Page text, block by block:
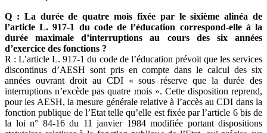
Q : La durée de quatre mois fixée par le sixième alinéa de
l’article L. 917-1 du code de l’éducation correspond-elle à la
durée maximale d’interruptions au cours des six années
d’exercice des fonctions ?
R : L’article L. 917-1 du code de l’éducation prévoit que les services
discontinus d’AESH sont pris en compte dans le calcul des six
années ouvrant droit au CDI « sous réserve que la durée des
interruptions n’excède pas quatre mois ». Cette disposition reprend,
pour les AESH, la mesure générale relative à l’accès au CDI dans la
fonction publique de l’Etat telle qu’elle est fixée par l’article 6 bis de
la loi n° 84-16 du 11 janvier 1984 modifiée portant dispositions